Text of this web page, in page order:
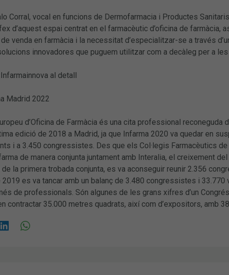
Corral, vocal en funcions de Dermofarmacia i Productes
d’aquest espai centrat en el farmacèutic d’oficina de farmàcia,
de venda en farmàcia i la necessitat d’especialitzar-se a través
innovadores que puguem utilitzar com a decàleg per a les
al detall
Madrid 2022
d’Oficina de Farmàcia és una cita professional
edició de 2018 a Madrid, ja que Infarma 2020 va quedar en
i a 3.450 congressistes. Des que els Col·legis Farmacèutics
de manera conjunta juntament amb Interalia, el creixement
de la primera trobada conjunta, es va aconseguir reunir 2.356
2019 es va tancar amb un balanç de 3.480 congressistes i
de professionals. Són algunes de les grans xifres d’un
contractar 35.000 metres quadrats, així com d’expositors, amb